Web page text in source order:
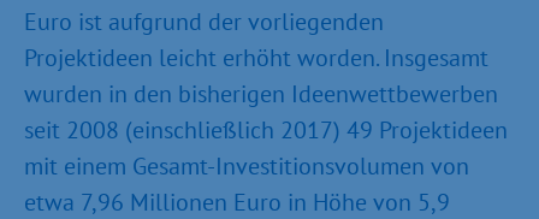
Euro ist aufgrund der vorliegenden
Projektideen leicht erhöht worden. Insgesamt
wurden in den bisherigen Ideenwettbewerben
seit 2008 (einschließlich 2017) 49 Projektideen
mit einem Gesamt-Investitionsvolumen von
etwa 7,96 Millionen Euro in Höhe von 5,9